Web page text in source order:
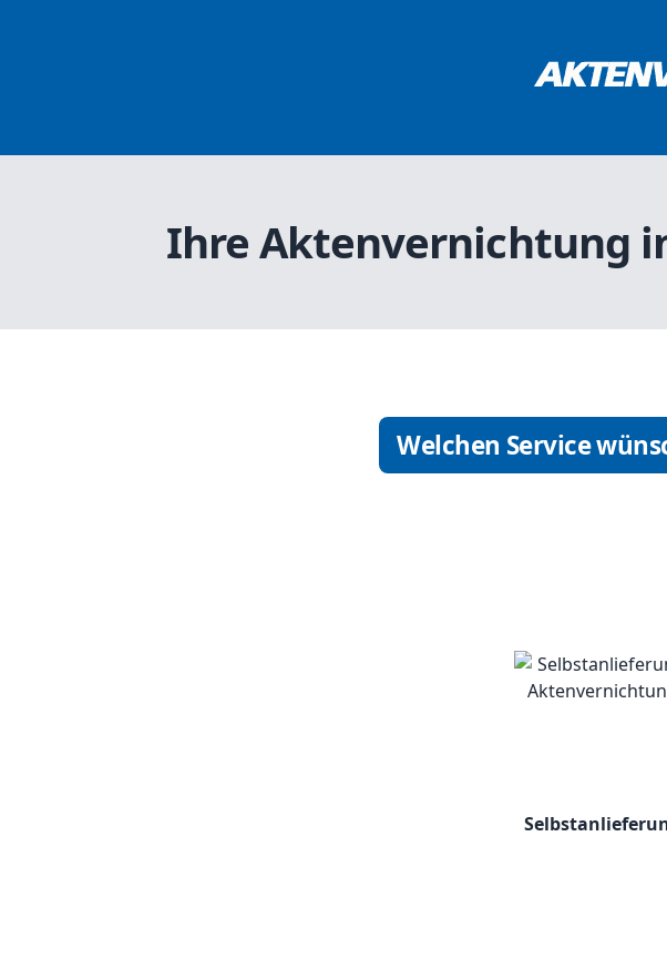
Ihre Aktenvernichtung
Welchen Service